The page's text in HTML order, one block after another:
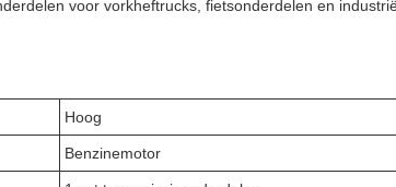
voor vorkheftrucks, fietsonderdelen en
Hoog
Benzinemotor